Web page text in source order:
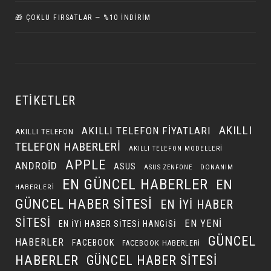
🎁 ÇOKLU FIRSATLAR — %10 İNDIRIM
ETIKETLER
AKILLI TELEFON AKILLI TELEFON FIYATLARI
AKILLI
TELEFON HABERLERI
AKILLI TELEFON MODELLERI
ANDROID APPLE ASUS ASUS ZENFONE DONANIM
HABERLERI EN GÜNCEL HABERLER EN
GÜNCEL HABER SITESI
EN IYI HABER
SITESI
EN IYI HABER SITESI HANGISI
EN YENI
HABERLER
FACEBOOK FACEBOOK HABERLERI
GÜNCEL
HABERLER
GÜNCEL HABER SITESI